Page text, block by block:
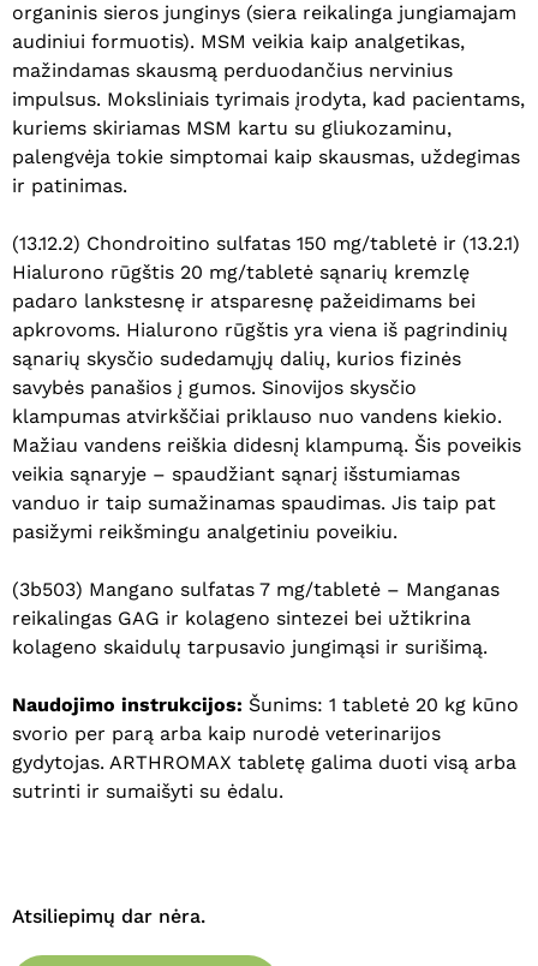
Eiti Į Parduotuvę
organinis sieros junginys (siera reikalinga jungiamajam
audiniui formuotis). MSM veikia kaip analgetikas,
mažindamas skausmą perduodančius nervinius
impulsus. Moksliniais tyrimais įrodyta, kad pacientams,
kuriems skiriamas MSM kartu su gliukozaminu,
palengvėja tokie simptomai kaip skausmas, uždegimas
ir patinimas.
(13.12.2) Chondroitino sulfatas 150 mg/tabletė ir (13.2.1)
Hialurono rūgštis 20 mg/tabletė sąnarių kremzlę
padaro lankstesnę ir atsparesnę pažeidimams bei
apkrovoms. Hialurono rūgštis yra viena iš pagrindinių
sąnarių skysčio sudedamųjų dalių, kurios fizinės
savybės panašios į gumos. Sinovijos skysčio
klampumas atvirkščiai priklauso nuo vandens kiekio.
Mažiau vandens reiškia didesnį klampumą. Šis poveikis
veikia sąnaryje – spaudžiant sąnarį išstumiamas
vanduo ir taip sumažinamas spaudimas. Jis taip pat
pasižymi reikšmingu analgetiniu poveikiu.
(3b503) Mangano sulfatas 7 mg/tabletė – Manganas
reikalingas GAG ir kolageno sintezei bei užtikrina
kolageno skaidulų tarpusavio jungimąsi ir surišimą.
Naudojimo instrukcijos: Šunims: 1 tabletė 20 kg kūno
svorio per parą arba kaip nurodė veterinarijos
gydytojas. ARTHROMAX tabletę galima duoti visą arba
sutrinti ir sumaišyti su ėdalu.
Atsiliepimų dar nėra.